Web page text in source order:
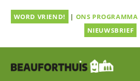
naarWORD VRIEND! | ONS PROGRAMMA
NIEUWSBRIEF